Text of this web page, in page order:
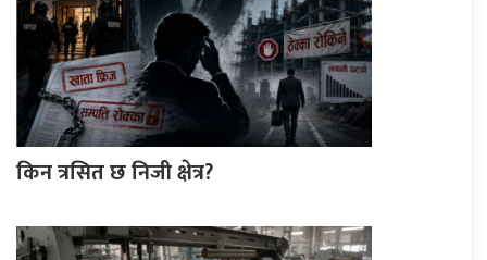
किन त्रसित छ निजी क्षेत्र?